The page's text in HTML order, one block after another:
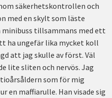
säkerhetskontrollen och
med en skylt som läste
minibuss tillsammans med ett
ha ungefär lika mycket koll
att jag skulle av först. Väl
lite sliten och nervös. Jag
som för mig
en maffiarulle. Han visade sig